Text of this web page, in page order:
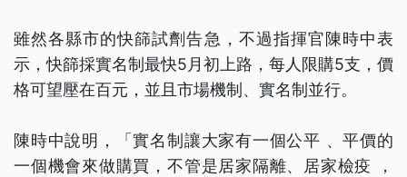
雖然各縣市的快篩試劑告急，不過指揮官陳時中表
示，快篩採實名制最快5月初上路，每人限購5支，價
格可望壓在百元，並且市場機制、實名制並行。
陳時中說明，「實名制讓大家有一個公平 、平價的
一個機會來做購買，不管是居家隔離、居家檢疫 ，